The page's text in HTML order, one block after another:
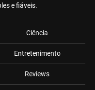
e fiáveis.
Ciência
Entretenimento
Reviews